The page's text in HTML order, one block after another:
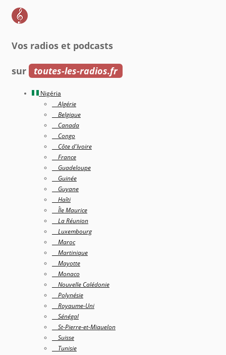
Vos radios et podcasts
sur toutes-les-radios.fr
Nigéria
Algérie
Belgique
Canada
Congo
Côte d'Ivoire
France
Guadeloupe
Guinée
Guyane
Haîti
Île Maurice
La Réunion
Luxembourg
Maroc
Martinique
Mayotte
Monaco
Nouvelle Calédonie
Polynésie
Royaume-Uni
Sénégal
St-Pierre-et-Miquelon
Suisse
Tunisie